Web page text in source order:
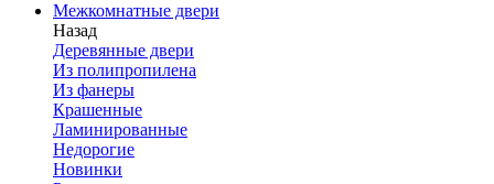
Межкомнатные двери
Назад
Деревянные двери
Из полипропилена
Из фанеры
Крашенные
Ламинированные
Недорогие
Новинки